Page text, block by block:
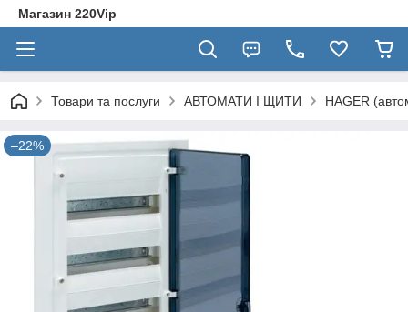
Магазин 220Vip
Товари та послуги АВТОМАТИ І ЩИТИ HAGER
–22%